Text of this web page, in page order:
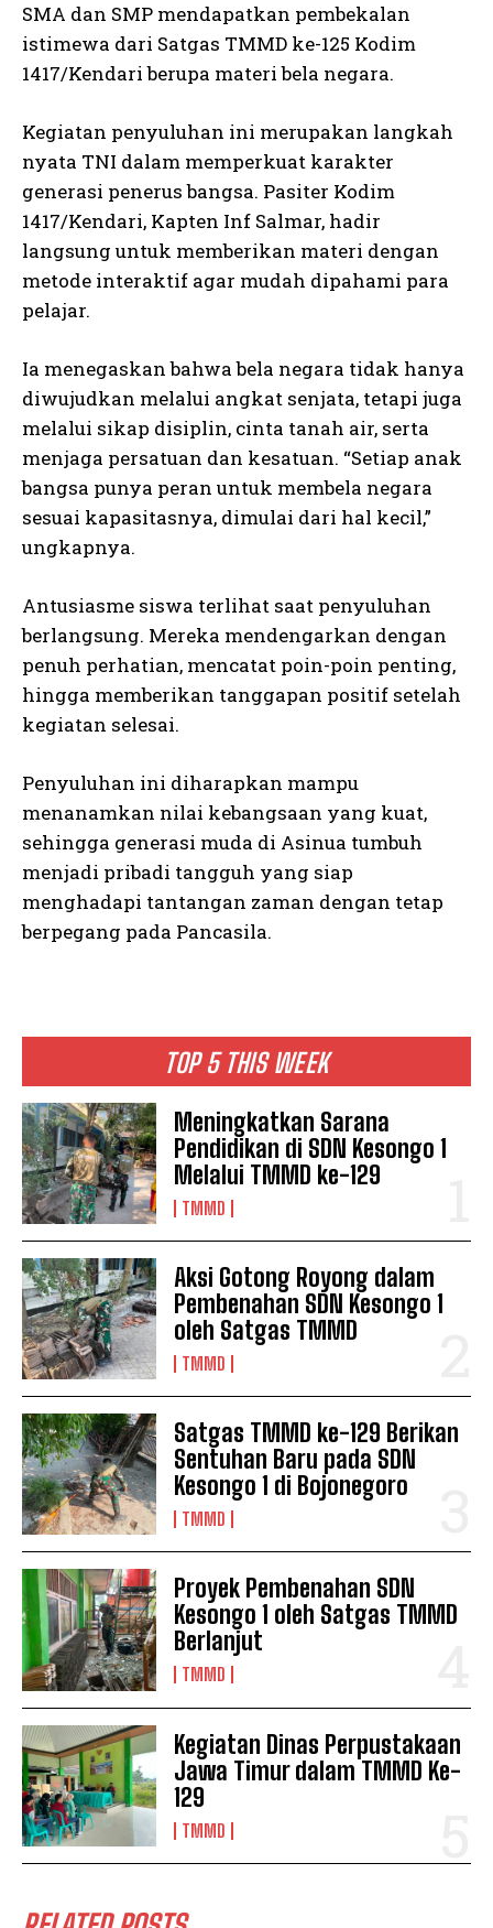
TOP 5 THIS WEEK
Meningkatkan Sarana
Pendidikan di SDN Kesongo 1
Melalui TMMD ke-129
TMMD
Aksi Gotong Royong dalam
Pembenahan SDN Kesongo 1
oleh Satgas TMMD
TMMD
Satgas TMMD ke-129 Berikan
Sentuhan Baru pada SDN
Kesongo 1 di Bojonegoro
TMMD
Proyek Pembenahan SDN
Kesongo 1 oleh Satgas TMMD
Berlanjut
TMMD
Kegiatan Dinas Perpustakaan
Jawa Timur dalam TMMD Ke-
129
TMMD
SMA dan SMP mendapatkan pembekalan
istimewa dari Satgas TMMD ke-125 Kodim
1417/Kendari berupa materi bela negara.
Kegiatan penyuluhan ini merupakan langkah
nyata TNI dalam memperkuat karakter
generasi penerus bangsa. Pasiter Kodim
1417/Kendari, Kapten Inf Salmar, hadir
langsung untuk memberikan materi dengan
metode interaktif agar mudah dipahami para
pelajar.
Ia menegaskan bahwa bela negara tidak hanya
diwujudkan melalui angkat senjata, tetapi juga
melalui sikap disiplin, cinta tanah air, serta
menjaga persatuan dan kesatuan. “Setiap anak
bangsa punya peran untuk membela negara
sesuai kapasitasnya, dimulai dari hal kecil,”
ungkapnya.
Antusiasme siswa terlihat saat penyuluhan
berlangsung. Mereka mendengarkan dengan
penuh perhatian, mencatat poin-poin penting,
hingga memberikan tanggapan positif setelah
kegiatan selesai.
Penyuluhan ini diharapkan mampu
menanamkan nilai kebangsaan yang kuat,
sehingga generasi muda di Asinua tumbuh
menjadi pribadi tangguh yang siap
menghadapi tantangan zaman dengan tetap
berpegang pada Pancasila.